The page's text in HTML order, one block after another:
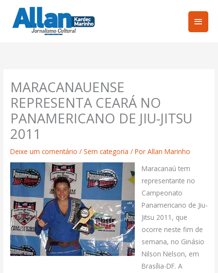
MARACANAUENSE
REPRESENTA CEARÁ NO
PANAMERICANO DE JIU-JITSU
2011
Deixe um comentário /Sem categoria / PorAllan Marinho
Maracanaú tem
representante no
Campeonato
Panamericano de Jiu-
Jitsu 2011, que
ocorre neste fim de
semana, no Ginásio
Nilson Nelson, em
Brasília-DF. A